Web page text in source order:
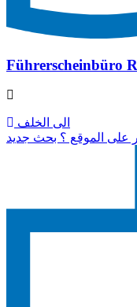
Führerscheinbüro
الى الخلف
على الموقع ؟ بحث جديد